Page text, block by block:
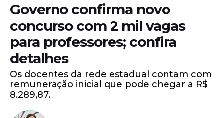
Governo confirma novo
concurso com 2 mil vagas
para professores; confira
detalhes
Os docentes da rede estadual contam com
remuneração inicial que pode chegar a R$
8.289,87.